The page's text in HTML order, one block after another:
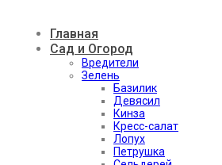
Главная
Сад и Огород
Вредители
Зелень
Базилик
Девясил
Кинза
Кресс-салат
Лопух
Петрушка